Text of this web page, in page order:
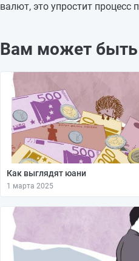
валют, это упростит процесс
Вам может быть
Как выглядят юани
1 марта 2025